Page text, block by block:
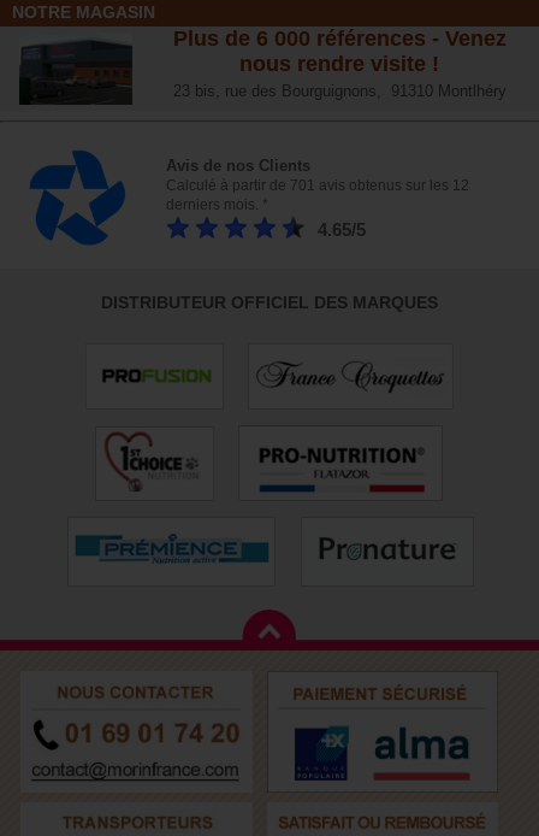
NOTRE MAGASIN
Plus de 6 000 références - Venez
nous rendre visite !
23 bis, rue des Bourguignons, 91310 Montlhéry
Avis de nos Clients
Calculé à partir de 701 avis obtenus sur les 12
derniers mois. *
4.65/5
DISTRIBUTEUR OFFICIEL DES MARQUES